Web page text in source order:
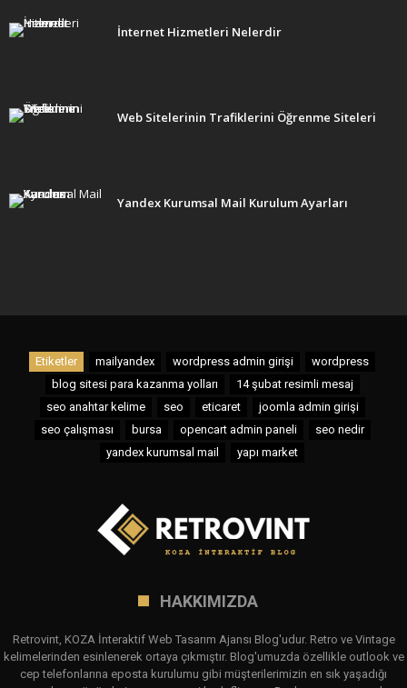
İnternet Hizmetleri Nelerdir
Web Sitelerinin Trafiklerini Öğrenme Siteleri
Yandex Kurumsal Mail Kurulum Ayarları
Etiketler mailyandex wordpress admin girişi
wordpress
blog sitesi para kazanma yolları
14 şubat resimli mesaj
seo anahtar kelime
seo eticaret
joomla admin girişi
seo çalışması
bursa opencart admin paneli
seo nedir
yandex kurumsal mail
yapı market
HAKKIMIZDA
Retrovint, KOZA İnteraktif Web Tasarım Ajansı Blog'udur. Retro ve Vintage
kelimelerinden esinlenerek ortaya çıkmıştır. Blog'umuzda özellikle outlook ve
cep telefonlarına eposta kurulumu gibi müşterilerimizin en sık yaşadığı